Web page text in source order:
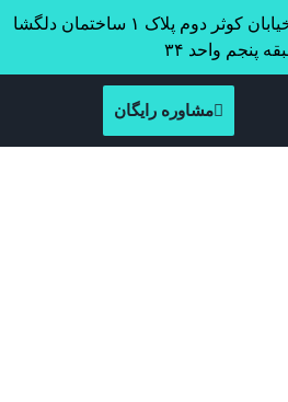
تهران خیابان ستارخان خیابان کوثر دوم پلاک ۱ ساختمان دلگشا
پنجم واحد ۳۴
مشاوره رایگان